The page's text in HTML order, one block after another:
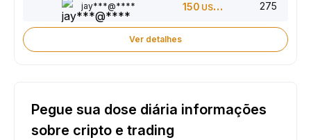
jay***@**** 150 USDT 275
Ver detalhes
Pegue sua dose diária informações
sobre cripto e trading